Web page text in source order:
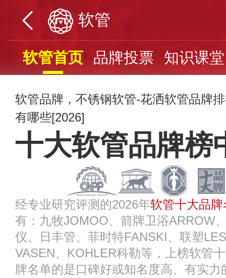
软管
软管首页 品牌投票 知识课堂
软管品牌，不锈钢软管-花洒软管品牌
有哪些[2026]
十大软管品牌榜
经专业研究评测的2026年软管十大品牌
有：九牧JOMOO、箭牌卫浴ARROW
仪、日丰管、菲时特FANSKI、联塑
VASEN、KOHLER科勒等，上榜软管
牌名单的是口碑好或知名度高、有实